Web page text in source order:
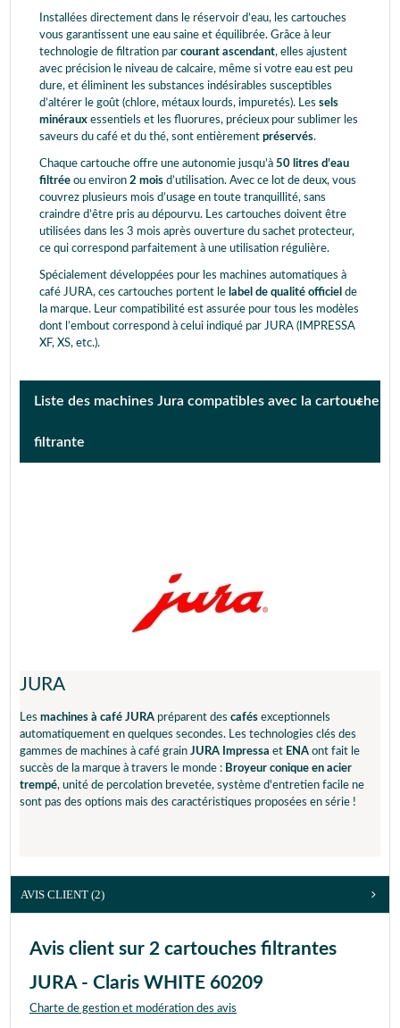
Installées directement dans le réservoir d’eau, les cartouches
vous garantissent une eau saine et équilibrée. Grâce à leur
technologie de filtration par courant ascendant, elles ajustent
avec précision le niveau de calcaire, même si votre eau est peu
dure, et éliminent les substances indésirables susceptibles
d’altérer le goût (chlore, métaux lourds, impuretés). Les sels
minéraux essentiels et les fluorures, précieux pour sublimer les
saveurs du café et du thé, sont entièrement préservés.
Chaque cartouche offre une autonomie jusqu’à 50 litres d’eau
filtrée ou environ 2 mois d’utilisation. Avec ce lot de deux, vous
couvrez plusieurs mois d’usage en toute tranquillité, sans
craindre d’être pris au dépourvu. Les cartouches doivent être
utilisées dans les 3 mois après ouverture du sachet protecteur,
ce qui correspond parfaitement à une utilisation régulière.
Spécialement développées pour les machines automatiques à
café JURA, ces cartouches portent le label de qualité officiel de
la marque. Leur compatibilité est assurée pour tous les modèles
dont l’embout correspond à celui indiqué par JURA (IMPRESSA
XF, XS, etc.).
Liste des machines Jura compatibles avec la cartouche
filtrante
IMPRESSA E50
IMPRESSA E60
IMPRESSA E65
IMPRESSA F5
IMPRESSA F70
IMPRESSA F90
IMPRESSA ONE TOUCH
IMPRESSA S50
IMPRESSA S55
IMPRESSA S7
IMPRESSA S70
IMPRESSA S75
IMPRESSA S85
IMPRESSA S9
IMPRESSA S90
IMPRESSA X7
IMPRESSA X95
JURA
Les machines à café JURA préparent des cafés exceptionnels
automatiquement en quelques secondes. Les technologies clés des
gammes de machines à café grain JURA Impressa et ENA ont fait le
succès de la marque à travers le monde : Broyeur conique en acier
trempé, unité de percolation brevetée, système d'entretien facile ne
sont pas des options mais des caractéristiques proposées en série !
AVIS CLIENT (2)
Avis client sur 2 cartouches filtrantes
JURA - Claris WHITE 60209
Charte de gestion et modération des avis